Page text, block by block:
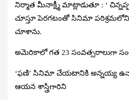
నిర్మాత మీనాక్ష్మీ మాట్లాడుతూ : ‘
చూస్తూ పెరగటంతో సినిమా పరిశ్రమలోని
చూశాను.
అమెరికాలో గత 23 సంవత్సరాలుగా
‘ఫణి’ సినిమా చేయటానికి అన్నయ్య
ఆయన శాస్త్రిగారిని